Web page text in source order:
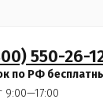
550-26-
по РФ
9:00—17:00